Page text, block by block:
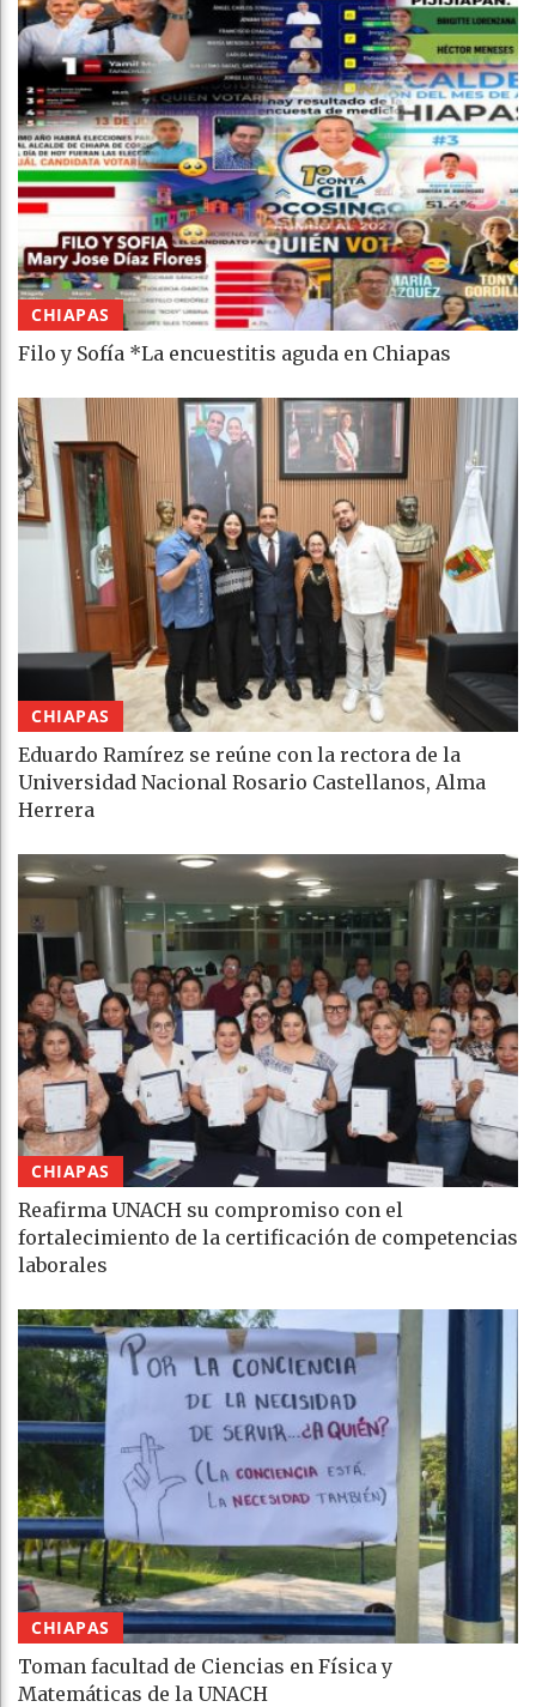
CHIAPAS
Filo y Sofía *La encuestitis aguda en Chiapas
CHIAPAS
Eduardo Ramírez se reúne con la rectora de la
Universidad Nacional Rosario Castellanos, Alma
Herrera
CHIAPAS
Reafirma UNACH su compromiso con el
fortalecimiento de la certificación de competencias
laborales
CHIAPAS
Toman facultad de Ciencias en Física y
Matemáticas de la UNACH